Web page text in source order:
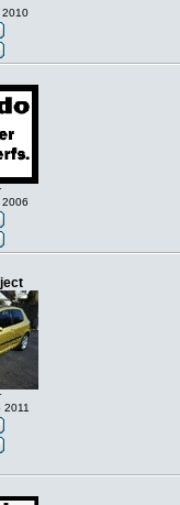
2010
2006
2011